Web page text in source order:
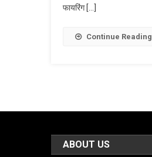
फायरिंग […]
Continue Reading
ABOUT US